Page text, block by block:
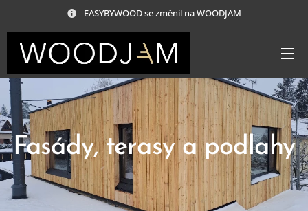
EASYBYWOOD se změnil na WOODJAM
Fasády, terasy a podlahy